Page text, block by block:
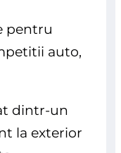
pentru
auto,
dintr-un
la exterior